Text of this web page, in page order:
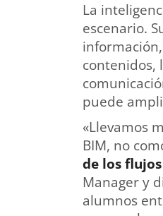
La
escenario.
contenidos,
puede
«Llevamos
BIM, no
de los
Manager y
alumnos